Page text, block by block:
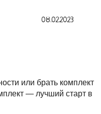
08.02.2023
или брать комплект
— лучший старт в